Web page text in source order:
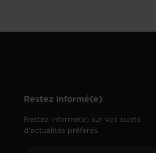
Restez informé(e)
Restez informé(e) sur vos sujets
d’actualités préférés.